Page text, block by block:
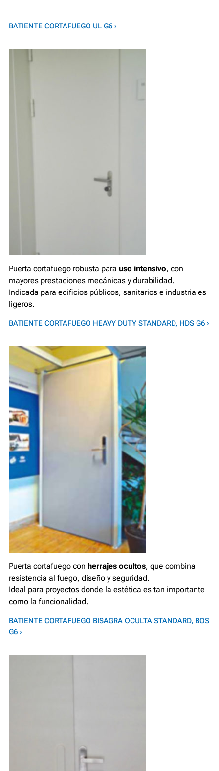
BATIENTE CORTAFUEGO UL G6 ›
Puerta cortafuego robusta para uso intensivo, con
mayores prestaciones mecánicas y durabilidad.
Indicada para edificios públicos, sanitarios e industriales
ligeros.
BATIENTE CORTAFUEGO HEAVY DUTY STANDARD, HDS G6 ›
Puerta cortafuego con herrajes ocultos, que combina
resistencia al fuego, diseño y seguridad.
Ideal para proyectos donde la estética es tan importante
como la funcionalidad.
BATIENTE CORTAFUEGO BISAGRA OCULTA STANDARD, BOS
G6 ›